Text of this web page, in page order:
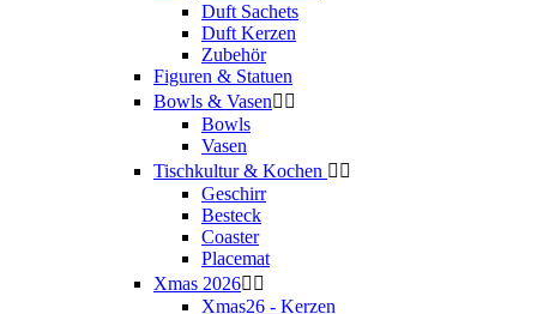
Duft Sachets
Duft Kerzen
Zubehör
Figuren & Statuen
Bowls & Vasen 
Bowls
Vasen
Tischkultur & Kochen  
Geschirr
Besteck
Coaster
Placemat
Xmas 2026 
Xmas26 - Kerzen